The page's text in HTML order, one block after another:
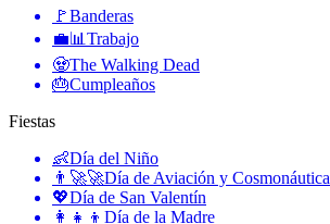
🚩Banderas
💼📊 Trabajo
🧟The Walking Dead
🎂Cumpleaños
Fiestas
👶Día del Niño
👨‍🚀🚀Día de Aviación y Cosmonáutica
💖Día de San Valentín
👩‍👧‍👦 Día de la Madre